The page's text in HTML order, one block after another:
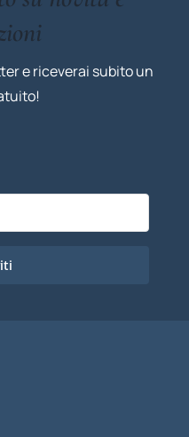
e riceverai subito un